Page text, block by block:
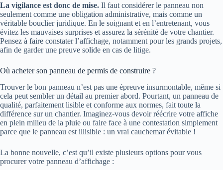
La vigilance est donc de mise. Il faut considérer le panneau non
seulement comme une obligation administrative, mais comme un
véritable bouclier juridique. En le soignant et en l’entretenant, vous
évitez les mauvaises surprises et assurez la sérénité de votre chantier.
Pensez à faire constater l’affichage, notamment pour les grands projets,
afin de garder une preuve solide en cas de litige.
Où acheter son panneau de permis de construire ?
Trouver le bon panneau n’est pas une épreuve insurmontable, même si
cela peut sembler un détail au premier abord. Pourtant, un panneau de
qualité, parfaitement lisible et conforme aux normes, fait toute la
différence sur un chantier. Imaginez-vous devoir réécrire votre affiche
en plein milieu de la pluie ou faire face à une contestation simplement
parce que le panneau est illisible : un vrai cauchemar évitable !
La bonne nouvelle, c’est qu’il existe plusieurs options pour vous
procurer votre panneau d’affichage :